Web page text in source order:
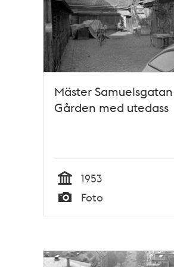
Mäster
Gården med utedass
Tid
1953
Typ
Foto